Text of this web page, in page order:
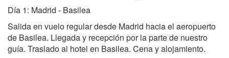
Día 1: Madrid - Basilea
Salida en vuelo regular desde Madrid hacia el aeropuerto
de Basilea. Llegada y recepción por la parte de nuestro
guía. Traslado al hotel en Basilea. Cena y alojamiento.